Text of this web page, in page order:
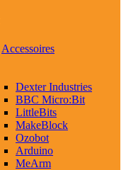
Accessoires
Dexter Industries
BBC Micro:Bit
LittleBits
MakeBlock
Ozobot
Arduino
MeArm